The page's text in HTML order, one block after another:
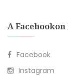
A
Facebook
Instagram